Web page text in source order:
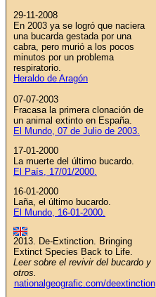
29-11-2008
En 2003 ya se logró que naciera
una bucarda gestada por una
cabra, pero murió a los pocos
minutos por un problema
respiratorio.
Heraldo de Aragón
07-07-2003
Fracasa la primera clonación de
un animal extinto en España.
El Mundo, 07 de Julio de 2003.
17-01-2000
La muerte del último bucardo.
El País, 17/01/2000.
16-01-2000
Laña, el último bucardo.
El Mundo, 16-01-2000.
2013. De-Extinction. Bringing
Extinct Species Back to Life.
Leer sobre el revivir del bucardo y
otros.
nationalgeografic.com/deextinction